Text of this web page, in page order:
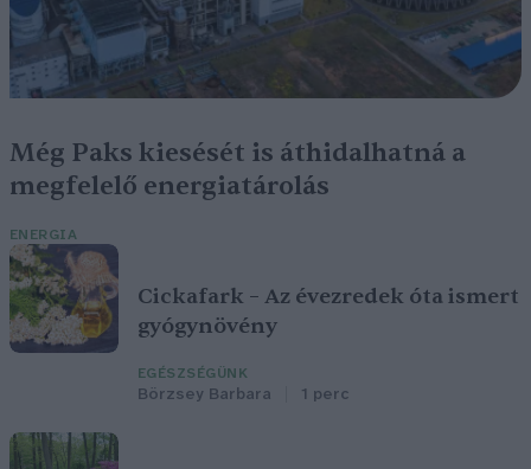
Még Paks kiesését is áthidalhatná a
megfelelő energiatárolás
ENERGIA
Cickafark – Az évezredek óta ismert
gyógynövény
EGÉSZSÉGÜNK
Börzsey Barbara 1 perc